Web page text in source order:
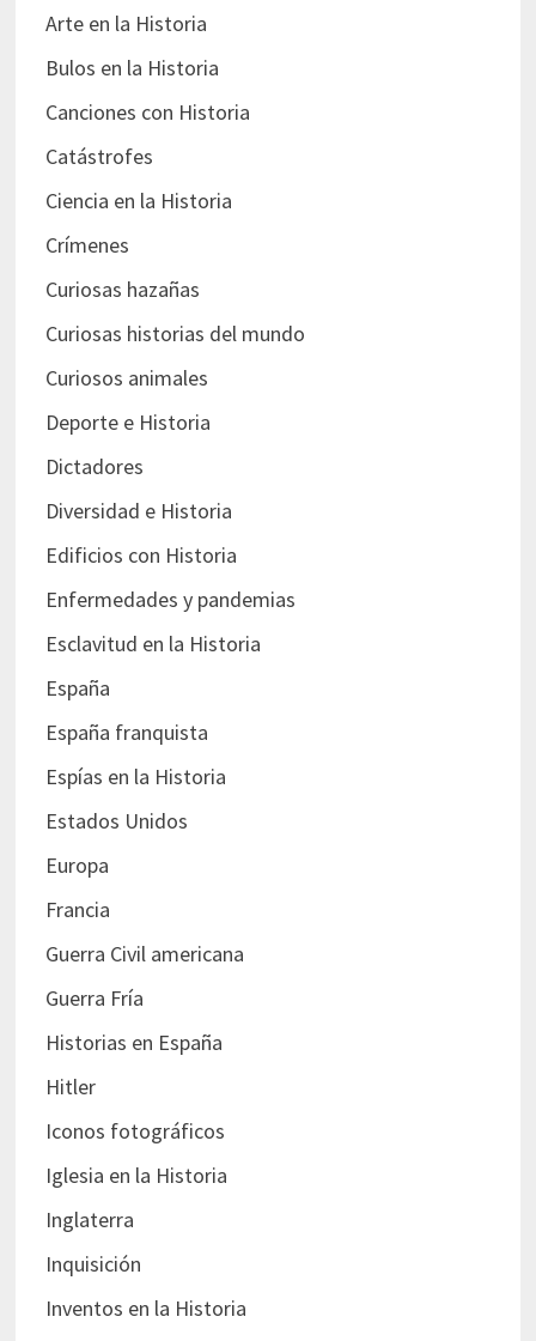
Arte en la Historia
Bulos en la Historia
Canciones con Historia
Catástrofes
Ciencia en la Historia
Crímenes
Curiosas hazañas
Curiosas historias del mundo
Curiosos animales
Deporte e Historia
Dictadores
Diversidad e Historia
Edificios con Historia
Enfermedades y pandemias
Esclavitud en la Historia
España
España franquista
Espías en la Historia
Estados Unidos
Europa
Francia
Guerra Civil americana
Guerra Fría
Historias en España
Hitler
Iconos fotográficos
Iglesia en la Historia
Inglaterra
Inquisición
Inventos en la Historia